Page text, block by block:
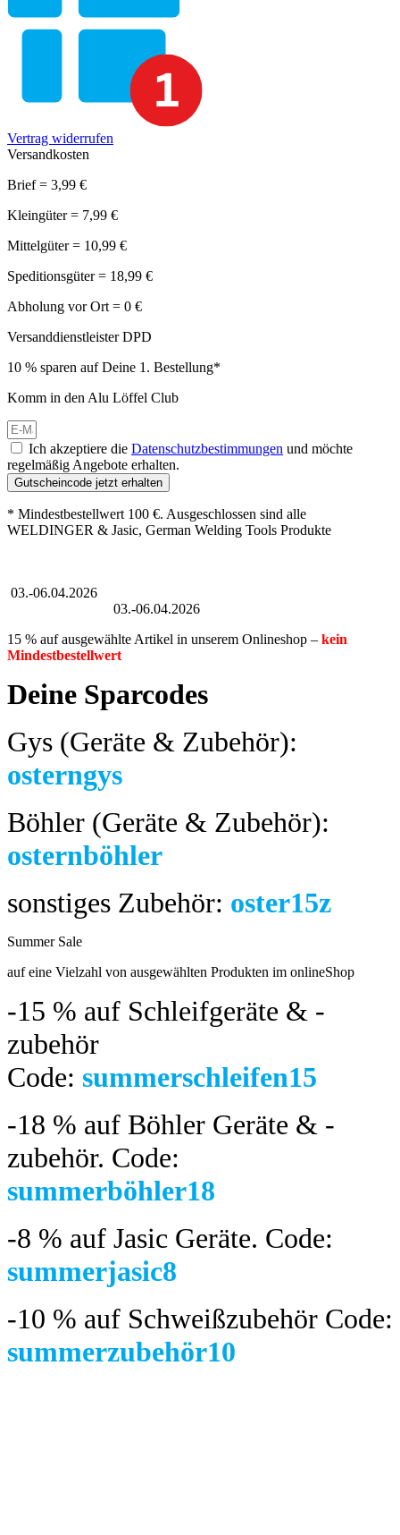
Vertrag widerrufen
Versandkosten
Brief = 3,99 €
Kleingüter = 7,99 €
Mittelgüter = 10,99 €
Speditionsgüter = 18,99 €
Abholung vor Ort = 0 €
Versanddienstleister DPD
10 % sparen auf Deine 1. Bestellung*
Komm in den Alu Löffel Club
Ich akzeptiere die Datenschutzbestimmungen und möchte
regelmäßig Angebote erhalten.
Gutscheincode jetzt erhalten
* Mindestbestellwert 100 €. Ausgeschlossen sind alle
WELDINGER & Jasic, German Welding Tools Produkte
03.-06.04.2026
03.-06.04.2026
15 % auf ausgewählte Artikel in unserem Onlineshop – kein
Mindestbestellwert
Deine Sparcodes
Gys (Geräte & Zubehör):
osterngys
Böhler (Geräte & Zubehör):
osternböhler
sonstiges Zubehör: oster15z
Summer Sale
auf eine Vielzahl von ausgewählten Produkten im onlineShop
-15 % auf Schleifgeräte & -
zubehör
Code: summerschleifen15
-18 % auf Böhler Geräte & -
zubehör. Code:
summerböhler18
-8 % auf Jasic Geräte. Code:
summerjasic8
-10 % auf Schweißzubehör Code:
summerzubehör10